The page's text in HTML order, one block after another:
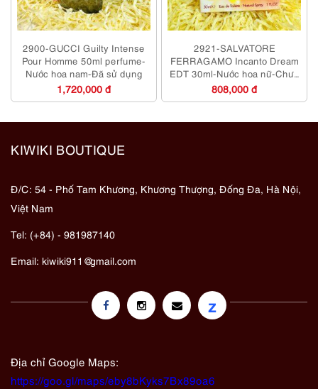
2900-GUCCI Guilty Intense
Pour Homme 50ml perfume-
Nước hoa nam-Đã sử dụng
1,720,000 đ
2921-SALVATORE
FERRAGAMO Incanto Dream
EDT 30ml-Nước hoa nữ-Chưa
sử dụng
808,000 đ
KIWIKI BOUTIQUE
Đ/C: 54 - Phố Tam Khương, Khương Thượng, Đống Đa, Hà Nội,
Việt Nam
Tel: (+84) - 981987140
Email: kiwiki911@gmail.com
z
Địa chỉ Google Maps:
https://goo.gl/maps/eby8bKyks7Bx89oa6